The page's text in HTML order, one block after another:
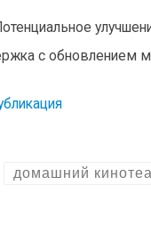
с обновлением
домашний